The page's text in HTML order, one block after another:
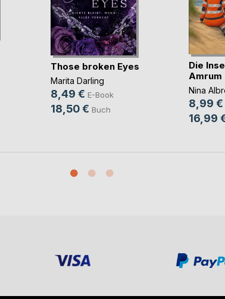
Those broken Eyes
Marita Darling
8,49 € E-Book
18,50 € Buch
Die
Amrum
Nina
8,99 €
16,99